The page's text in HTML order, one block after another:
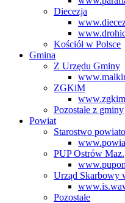
Diecezja
Kościół w Polsce
Gmina
Z Urzędu Gminy
ZGKiM
Pozostałe z gminy
Powiat
Starostwo
PUP Ostrów Maz.
Urząd Skarbowy
Pozostałe